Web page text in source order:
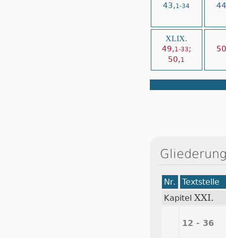
43,1-34
XLIX.
49,1-33;
50,1
Nr.
Textstelle
Kapitel XXI.
12 - 36